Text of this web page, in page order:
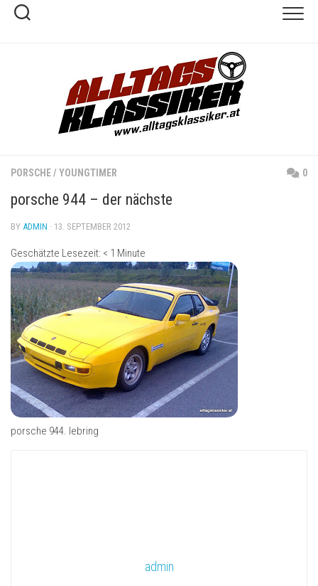
Skip
PORSCHE/ YOUNGTIMER 0
porsche 944 – der nächste
BY ADMIN · 13. SEPTEMBER 2012
Geschätzte Lesezeit: < 1 Minute
porsche 944. lebring
admin